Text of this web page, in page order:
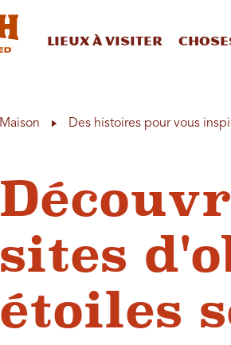
Lieux à visiter
Maison Des histoires pour vous
sites
étoiles